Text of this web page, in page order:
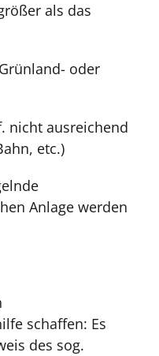
als das
oder
ausreichend
etc.)
Anlage werden
schaffen: Es
des sog.